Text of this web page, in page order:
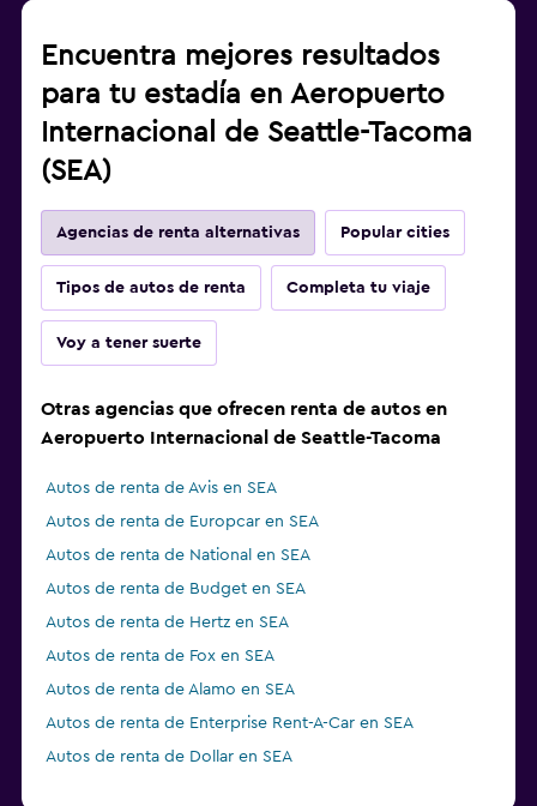
Encuentra mejores resultados
para tu estadía en Aeropuerto
Internacional de Seattle-Tacoma
(SEA)
Agencias de renta alternativas Popular cities
Tipos de autos de renta Completa tu viaje
Voy a tener suerte
Otras agencias que ofrecen renta de autos en
Aeropuerto Internacional de Seattle-Tacoma
Autos de renta de Avis en SEA
Autos de renta de Europcar en SEA
Autos de renta de National en SEA
Autos de renta de Budget en SEA
Autos de renta de Hertz en SEA
Autos de renta de Fox en SEA
Autos de renta de Alamo en SEA
Autos de renta de Enterprise Rent-A-Car en SEA
Autos de renta de Dollar en SEA